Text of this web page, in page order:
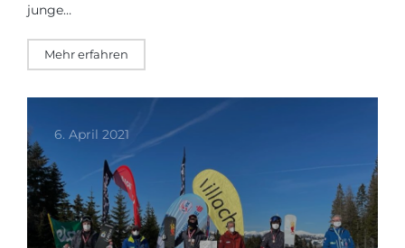
junge…
Mehr erfahren
6. April 2021